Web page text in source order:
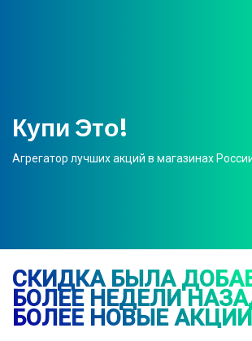
Купи Это!
Агрегатор лучших акций в магазинах
СКИДКА БЫЛА
БОЛЕЕ НЕДЕЛИ
БОЛЕЕ НОВЫЕ